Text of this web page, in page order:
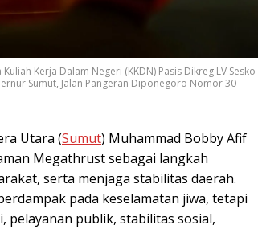
Kerja Dalam Negeri (KKDN) Pasis Dikreg LV Sesko
Sumut, Jalan Pangeran Diponegoro Nomor 30
Utara (Sumut) Muhammad Bobby Afif
Megathrust sebagai langkah
serta menjaga stabilitas daerah.
pada keselamatan jiwa, tetapi
publik, stabilitas sosial,